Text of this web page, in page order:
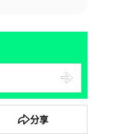
分享